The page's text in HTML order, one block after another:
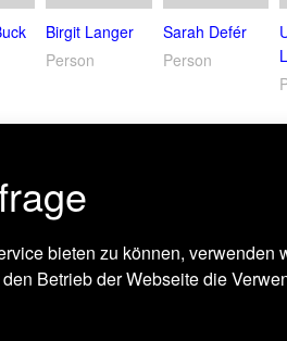
bieten zu können, verwenden
Betrieb der Webseite die
Birgit Langer
Person
Sarah Defér
Person